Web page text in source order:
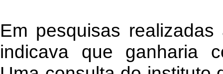
Em pesquisas
indicava que ganharia